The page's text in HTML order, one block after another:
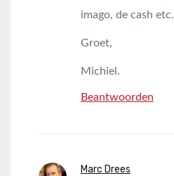
imago, de cash etc.
Groet,
Michiel.
Beantwoorden
Marc Drees